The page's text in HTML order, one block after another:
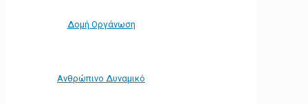
Δομή Οργάνωση
Ανθρώπινο Δυναμικό